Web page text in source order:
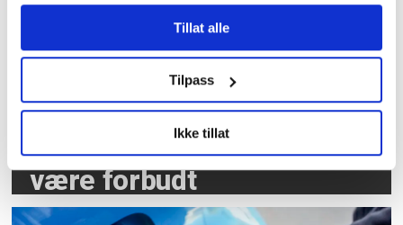
Tillat alle
Tilpass
Ikke tillat
Tre av fire nordmenn
mener atomvåpen bør
være forbudt